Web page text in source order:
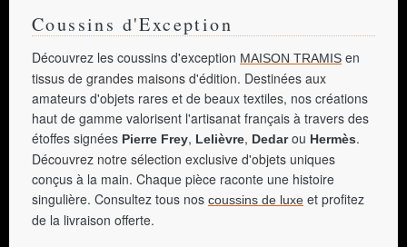
Coussins d'Exception
Découvrez les coussins d'exception MAISON TRAMIS en
tissus de grandes maisons d'édition. Destinées aux
amateurs d'objets rares et de beaux textiles, nos créations
haut de gamme valorisent l'artisanat français à travers des
étoffes signées Pierre Frey, Lelièvre, Dedarou Hermès.
Découvrez notre sélection exclusive d'objets uniques
conçus à la main. Chaque pièce raconte une histoire
singulière. Consultez tous nos coussins de luxe et profitez
de la livraison offerte.